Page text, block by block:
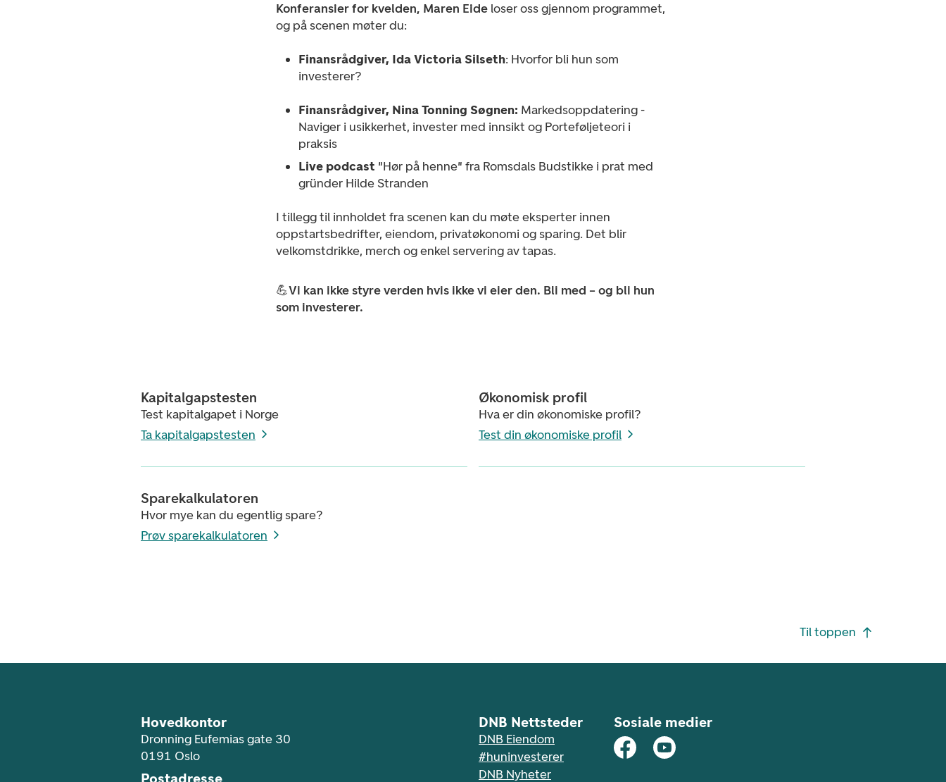
Konferansier for kvelden, Maren Eide loser oss gjennom programmet,
og på scenen møter du:
Finansrådgiver, Ida Victoria Silseth: Hvorfor bli hun som
investerer?
Finansrådgiver, Nina Tonning Søgnen: Markedsoppdatering -
Naviger i usikkerhet, invester med innsikt og Porteføljeteori i
praksis
Live podcast "Hør på henne" fra Romsdals Budstikke i prat med
gründer Hilde Stranden
I tillegg til innholdet fra scenen kan du møte eksperter innen
oppstartsbedrifter, eiendom, privatøkonomi og sparing. Det blir
velkomstdrikke, merch og enkel servering av tapas.
💪Vi kan ikke styre verden hvis ikke vi eier den. Bli med – og bli hun
som investerer.
Kapitalgapstesten
Test kapitalgapet i Norge
Ta kapitalgapstesten
Økonomisk profil
Hva er din økonomiske profil?
Test din økonomiske profil
Sparekalkulatoren
Hvor mye kan du egentlig spare?
Prøv sparekalkulatoren
Til toppen
Hovedkontor
Dronning Eufemias gate 30
0191 Oslo
Postadresse
DNB Nettsteder
DNB Eiendom
#huninvesterer
DNB Nyheter
Sosiale medier